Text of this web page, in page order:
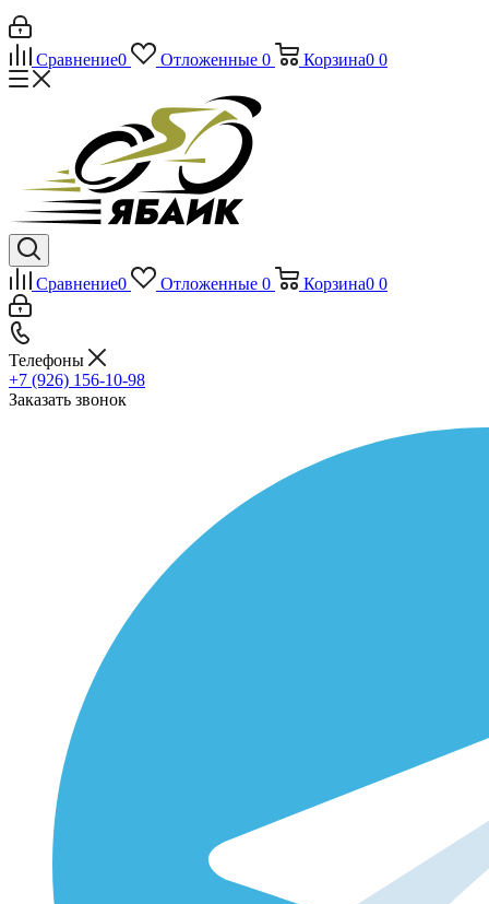
Сравнение0 Отложенные 0 Корзина0 0
Сравнение0 Отложенные 0 Корзина0 0
Телефоны
+7 (926) 156-10-98
Заказать звонок